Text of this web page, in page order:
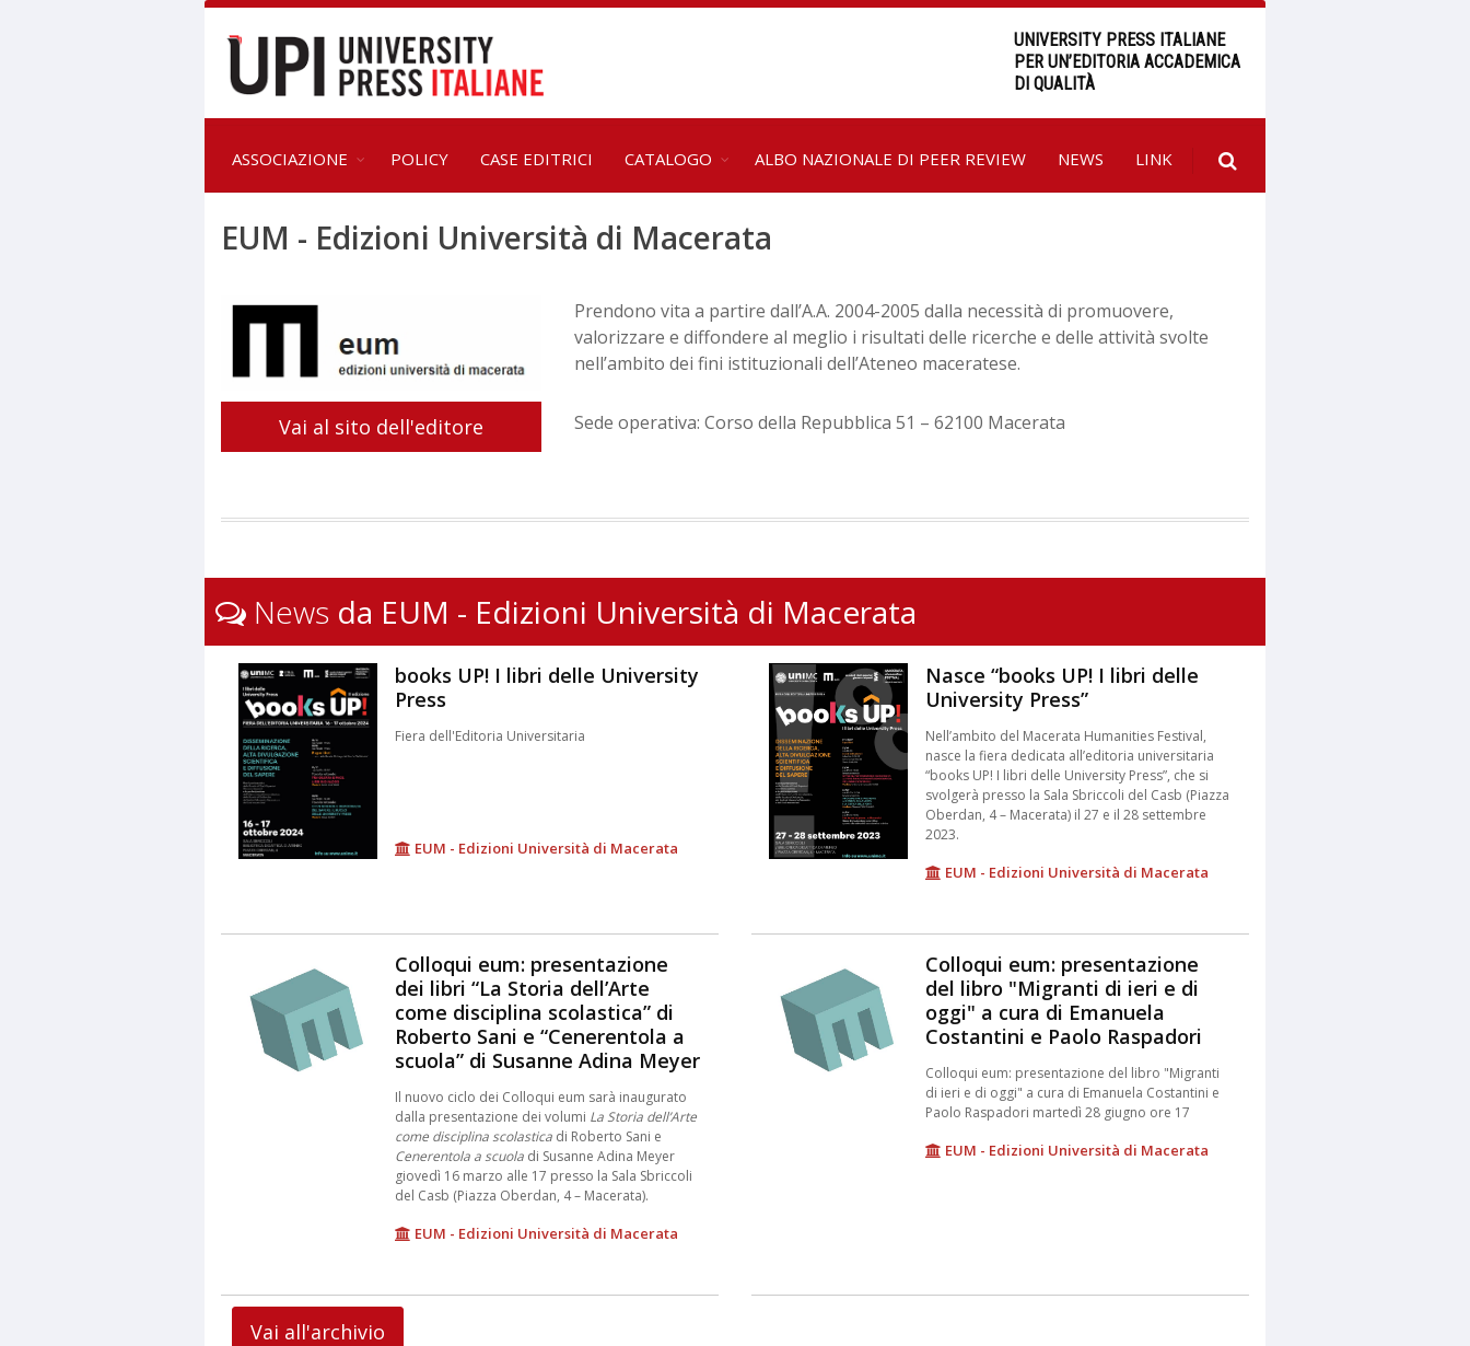
UNIVERSITY PRESS ITALIANE
PER UN’EDITORIA ACCADEMICA
DI QUALITÀ
ASSOCIAZIONE POLICY CASE EDITRICI CATALOGO ALBO NAZIONALE DI PEER REVIEW NEWS LINK
EUM - Edizioni Università di Macerata
Vai al sito dell'editore
Prendono vita a partire dall’A.A. 2004-2005 dalla necessità di promuovere,
valorizzare e diffondere al meglio i risultati delle ricerche e delle attività svolte
nell’ambito dei fini istituzionali dell’Ateneo maceratese.
Sede operativa: Corso della Repubblica 51 – 62100 Macerata
News da EUM - Edizioni Università di Macerata
books UP! I libri delle University
Press
Fiera dell'Editoria Universitaria
EUM - Edizioni Università di Macerata
Nasce “books UP! I libri delle
University Press”
Nell’ambito del Macerata Humanities Festival,
nasce la fiera dedicata all’editoria universitaria
“books UP! I libri delle University Press”, che si
svolgerà presso la Sala Sbriccoli del Casb (Piazza
Oberdan, 4 – Macerata) il 27 e il 28 settembre
2023.
EUM - Edizioni Università di Macerata
Colloqui eum: presentazione
dei libri “La Storia dell’Arte
come disciplina scolastica” di
Roberto Sani e “Cenerentola a
scuola” di Susanne Adina Meyer
Il nuovo ciclo dei Colloqui eum sarà inaugurato
dalla presentazione dei volumi La Storia dell’Arte
come disciplina scolasticadi Roberto Sani e
Cenerentola a scuoladi Susanne Adina Meyer
giovedì 16 marzo alle 17 presso la Sala Sbriccoli
del Casb (Piazza Oberdan, 4 – Macerata).
EUM - Edizioni Università di Macerata
Colloqui eum: presentazione
del libro "Migranti di ieri e di
oggi" a cura di Emanuela
Costantini e Paolo Raspadori
Colloqui eum: presentazione del libro "Migranti
di ieri e di oggi" a cura di Emanuela Costantini e
Paolo Raspadori martedì 28 giugno ore 17
EUM - Edizioni Università di Macerata
Vai all'archivio